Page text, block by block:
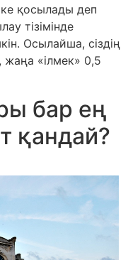
қосылады деп
тізімінде
Осылайша, сіздің
жаңа «ілмек» 0,5
бар ең
қандай?